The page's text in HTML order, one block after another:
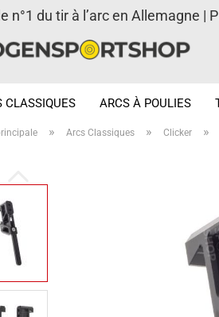
n°1 du tir à l’arc en Allemagne |
CLASSIQUES ARCS À POULIES
» Arcs Classiques » Clicker »